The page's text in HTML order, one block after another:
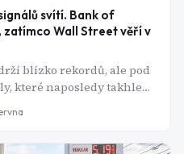
svítí. Bank of
Wall Street věří v
blízko rekordů, ale pod
které naposledy takhle
která je sleduje, má